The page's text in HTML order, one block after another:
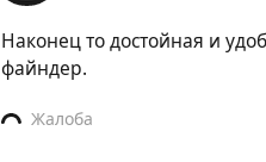
Наконец то достойная и
файндер.
Жалоба